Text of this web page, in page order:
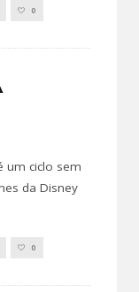
0
um ciclo sem
da Disney
0